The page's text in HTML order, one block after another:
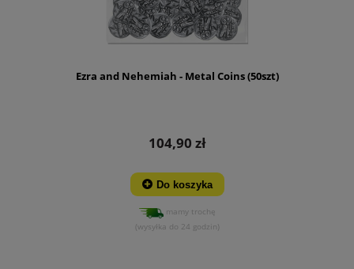
Ezra and Nehemiah - Metal Coins (50szt)
104,90 zł
Do koszyka
mamy trochę
(wysyłka do 24 godzin)